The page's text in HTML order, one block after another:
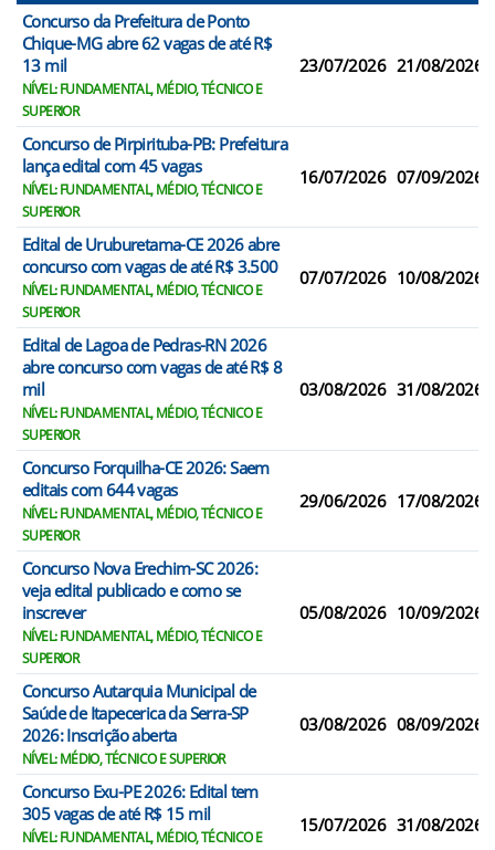
Concurso da Prefeitura de Ponto
Chique-MG abre 62 vagas de até R$
13 mil
NÍVEL: FUNDAMENTAL, MÉDIO, TÉCNICO E
SUPERIOR
23/07/2026 21/08/2026
Concurso de Pirpirituba-PB: Prefeitura
lança edital com 45 vagas
NÍVEL: FUNDAMENTAL, MÉDIO, TÉCNICO E
SUPERIOR
16/07/2026 07/09/2026
Edital de Uruburetama-CE 2026 abre
concurso com vagas de até R$ 3.500
NÍVEL: FUNDAMENTAL, MÉDIO, TÉCNICO E
SUPERIOR
07/07/2026 10/08/2026
Edital de Lagoa de Pedras-RN 2026
abre concurso com vagas de até R$ 8
mil
NÍVEL: FUNDAMENTAL, MÉDIO, TÉCNICO E
SUPERIOR
03/08/2026 31/08/2026
Concurso Forquilha-CE 2026: Saem
editais com 644 vagas
NÍVEL: FUNDAMENTAL, MÉDIO, TÉCNICO E
SUPERIOR
29/06/2026 17/08/2026
Concurso Nova Erechim-SC 2026:
veja edital publicado e como se
inscrever
NÍVEL: FUNDAMENTAL, MÉDIO, TÉCNICO E
SUPERIOR
05/08/2026 10/09/2026
Concurso Autarquia Municipal de
Saúde de Itapecerica da Serra-SP
2026: Inscrição aberta
NÍVEL: MÉDIO, TÉCNICO E SUPERIOR
03/08/2026 08/09/2026
Concurso Exu-PE 2026: Edital tem
305 vagas de até R$ 15 mil
NÍVEL: FUNDAMENTAL, MÉDIO, TÉCNICO E
15/07/2026 31/08/2026